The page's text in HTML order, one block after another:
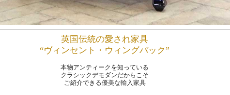
英国伝統の愛され家具
“ヴィンセント・ウィングバック”
本物アンティークを知っている
クラシックデモダンだからこそ
ご紹介できる優美な輸入家具